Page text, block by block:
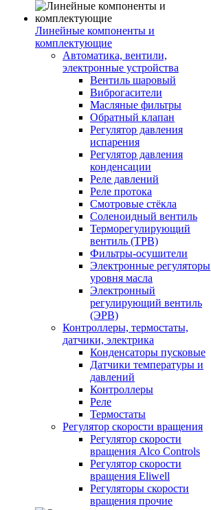
Линейные компоненты и
комплектующие
Автоматика, вентили,
электронные устройства
Вентиль шаровый
Виброгасители
Масляные фильтры
Обратный клапан
Регулятор давления
испарения
Регулятор давления
конденсации
Реле давлений
Реле протока
Смотровые стёкла
Соленоидный вентиль
Терморегулирующий
вентиль (ТРВ)
Фильтры-осушители
Электронные регуляторы
уровня масла
Электронный
регулирующий вентиль
(ЭРВ)
Контроллеры, термостаты,
датчики, электрика
Конденсаторы пусковые
Датчики температуры и
давлений
Контроллеры
Реле
Термостаты
Регулятор скорости вращения
Регулятор скорости
вращения Alco Controls
Регулятор скорости
вращения Eliwell
Регуляторы скорости
вращения прочие